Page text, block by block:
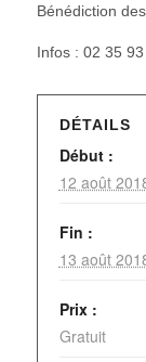
Bénédiction
Infos : 02 35
DÉTAILS
Début :
12 août
Fin :
13 août
Prix :
Gratuit